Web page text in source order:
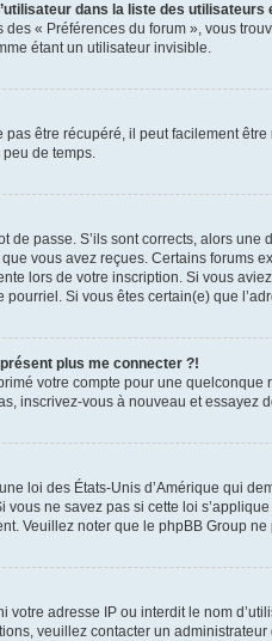
dans la liste des utilisateurs
« Préférences du forum », vous
étant un utilisateur invisible.
être récupéré, il peut facilement
de temps.
de passe. S’ils sont corrects, alors
vous avez reçues. Certains
lors de votre inscription. Si vous
Si vous êtes certain(e) que
plus me connecter ?!
votre compte pour une
inscrivez-vous à nouveau et essayez
loi des États-Unis d’Amérique qui
ne savez pas si cette loi
Veuillez noter que le phpBB Group
votre adresse IP ou interdit le nom
veuillez contacter un administrateur